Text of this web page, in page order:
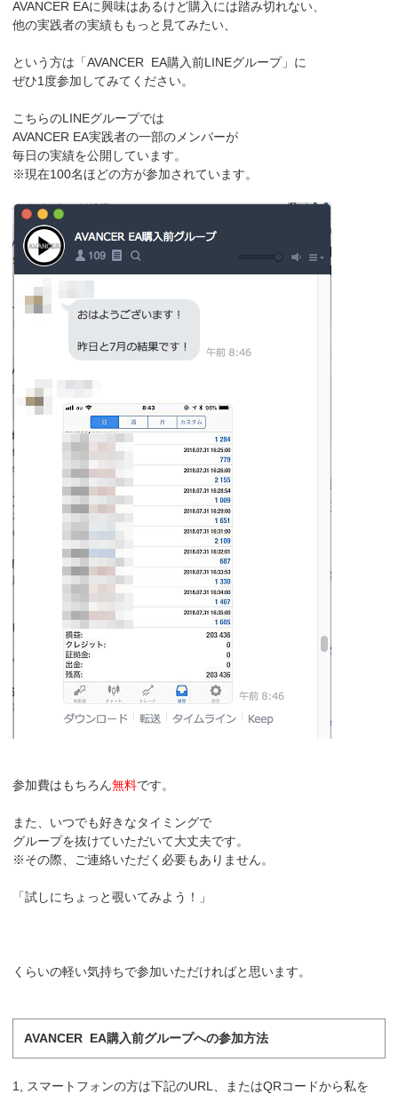
AVANCER EAに興味はあるけど購入には踏み切れない、
他の実践者の実績ももっと見てみたい、
という方は「AVANCER EA購入前LINEグループ」に
ぜひ1度参加してみてください。
こちらのLINEグループでは
AVANCER EA実践者の一部のメンバーが
毎日の実績を公開しています。
※現在100名ほどの方が参加されています。
参加費はもちろん無料です。
また、いつでも好きなタイミングで
グループを抜けていただいて大丈夫です。
※その際、ご連絡いただく必要もありません。
「試しにちょっと覗いてみよう！」
くらいの軽い気持ちで参加いただければと思います。
AVANCER EA購入前グループへの参加方法
1, スマートフォンの方は下記のURL、またはQRコードから私を